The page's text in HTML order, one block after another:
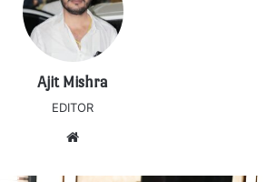
Ajit Mishra
EDITOR